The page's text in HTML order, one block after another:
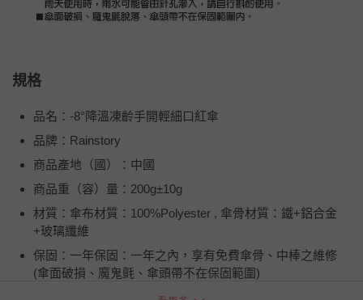
規格
品名：-8°降溫凍齡手開輕細口紅傘
品牌：Rainstory
商品產地（國）：中國
商品重（容）量：200g±10g
材質：傘布材質：100%Polyester , 傘骨材質：鐵+鋁合金
+玻璃纖維
保固：一年保固：一年之內，享有免費傘骨、中棒之維修
(傘面破損、魔鬼氈、傘頭帶不在保固範圍)